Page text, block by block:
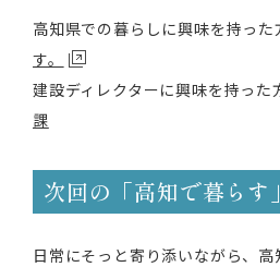
高知県での暮らしに興味を持
す。
建設ディレクターに興味を持
課
次回の「高知で暮らす」
日常にそっと寄り添いながら、